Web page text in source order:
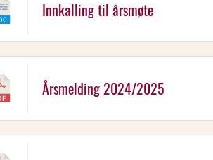
Innkalling til årsmøte
Årsmelding 2024/2025